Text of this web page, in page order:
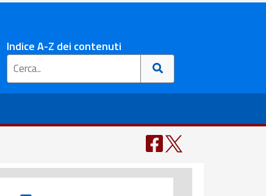
Indice A-Z dei contenuti